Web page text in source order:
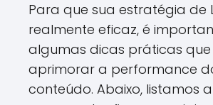
Para que sua estratégia de
realmente eficaz, é
algumas dicas práticas
aprimorar a performance
conteúdo. Abaixo, listamos